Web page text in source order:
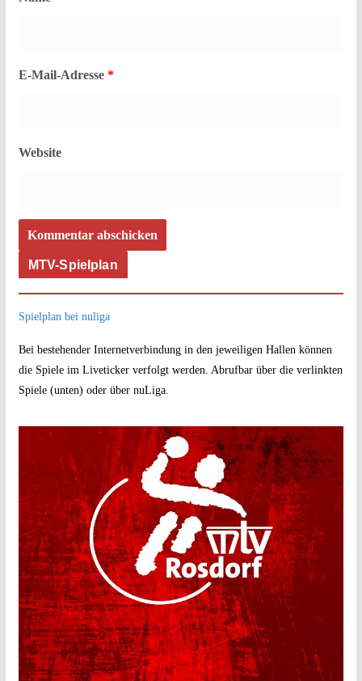
E-Mail-Adresse *
Website
MTV-Spielplan
Spielplan bei nuliga
Bei bestehender Internetverbindung in den jeweiligen Hallen können
die Spiele im Liveticker verfolgt werden. Abrufbar über die verlinkten
Spiele (unten) oder über nuLiga.